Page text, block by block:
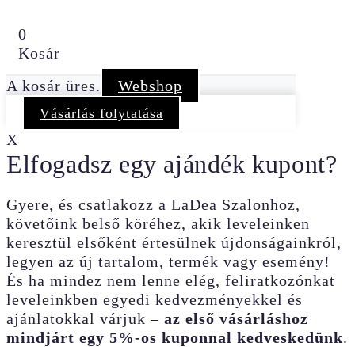
0
Kosár
A kosár üres.
Webshop
Vásárlás folytatása
X
Elfogadsz egy ajándék kupont?
Gyere, és csatlakozz a LaDea Szalonhoz,
követőink belső köréhez, akik leveleinken
keresztül elsőként értesülnek újdonságainkról,
legyen az új tartalom, termék vagy esemény!
És ha mindez nem lenne elég, feliratkozónkat
leveleinkben egyedi kedvezményekkel és
ajánlatokkal várjuk – az első vásárláshoz
mindjárt egy 5%-os kuponnal kedveskedünk.